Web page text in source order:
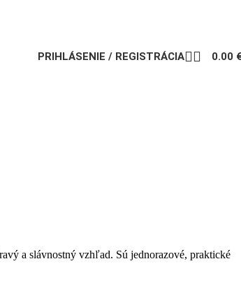
PRIHLÁSENIE / REGISTRÁCIA 0.00
a slávnostný vzhľad. Sú jednorazové, praktické